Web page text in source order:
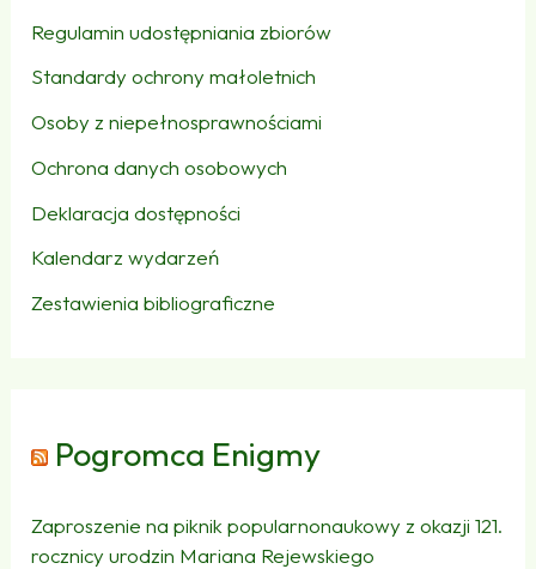
Regulamin udostępniania zbiorów
Standardy ochrony małoletnich
Osoby z niepełnosprawnościami
Ochrona danych osobowych
Deklaracja dostępności
Kalendarz wydarzeń
Zestawienia bibliograficzne
Pogromca Enigmy
Zaproszenie na piknik popularnonaukowy z okazji 121.
rocznicy urodzin Mariana Rejewskiego